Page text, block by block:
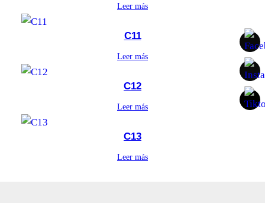
Leer más
C11
Leer más
C12
Leer más
C13
Leer más